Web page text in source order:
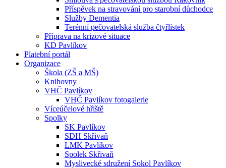
Příspěvek na stravování pro starobní důchodce
Služby Dementia
Terénní pečovatelská služba čtyřlístek
Příprava na krizové situace
KD Pavlíkov
Platební portál
Organizace
Škola (ZŠ a MŠ)
Knihovny
VHČ Pavlíkov
VHČ Pavlíkov fotogalerie
Víceúčelové hřiště
Spolky
SK Pavlíkov
SDH Skřivaň
LMK Pavlíkov
Spolek Skřivaň
Myslivecké sdružení Sokol Pavlíkov